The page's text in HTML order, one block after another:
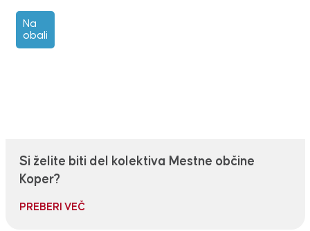
Na
obali
Si želite biti del kolektiva Mestne občine
Koper?
PREBERI VEČ